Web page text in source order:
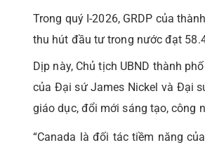
Trong quý I-2026, GRDP của
thu hút đầu tư trong nước đạt
Dịp này, Chủ tịch UBND thành
của Đại sứ James Nickel và Đại
giáo dục, đổi mới sáng tạo, công
“Canada là đối tác tiềm năng